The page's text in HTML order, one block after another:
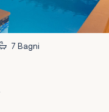
7 Bagni